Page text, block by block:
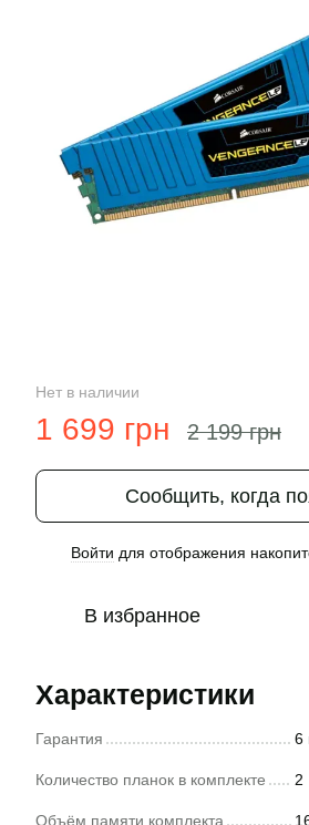
Нет в наличии
1 699 грн 2 199 грн
Сообщить, когда
Войти для отображения
В избранное
Характеристики
Гарантия 6
Количество планок в комплекте 2
Объём памяти комплекта